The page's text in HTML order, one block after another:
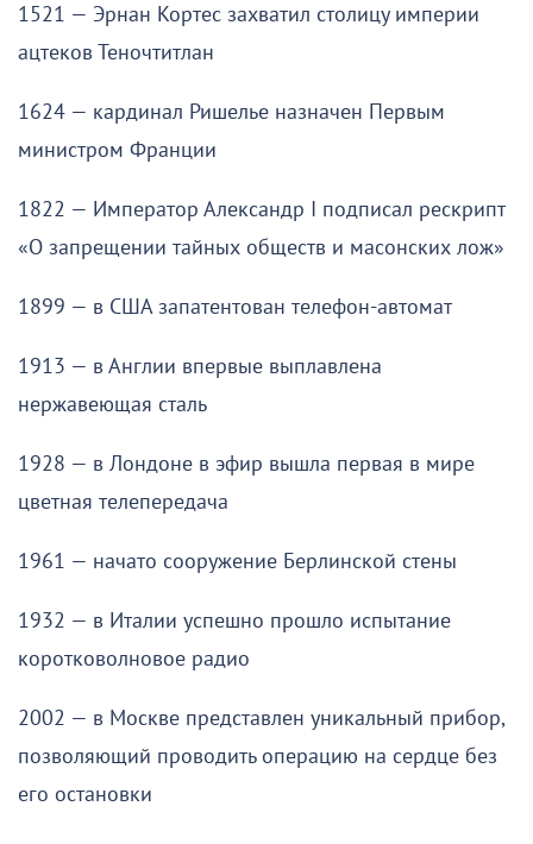
1521 — Эрнан Кортес захватил столицу империи
ацтеков Теночтитлан
1624 — кардинал Ришелье назначен Первым
министром Франции
1822 — Император Александр I подписал рескрипт
«О запрещении тайных обществ и масонских лож»
1899 — в США запатентован телефон-автомат
1913 — в Англии впервые выплавлена
нержавеющая сталь
1928 — в Лондоне в эфир вышла первая в мире
цветная телепередача
1961 — начато сооружение Берлинской стены
1932 — в Италии успешно прошло испытание
коротковолновое радио
2002 — в Москве представлен уникальный прибор,
позволяющий проводить операцию на сердце без
его остановки